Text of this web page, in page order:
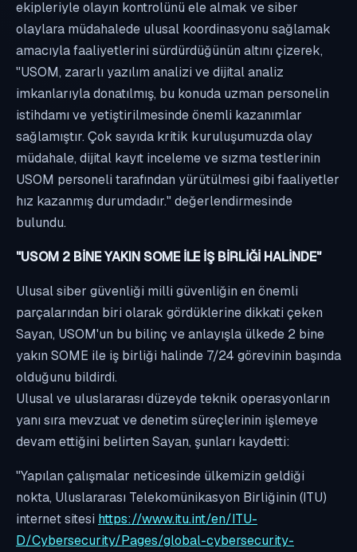
ekipleriyle olayın kontrolünü ele almak ve siber
olaylara müdahalede ulusal koordinasyonu sağlamak
amacıyla faaliyetlerini sürdürdüğünün altını çizerek,
"USOM, zararlı yazılım analizi ve dijital analiz
imkanlarıyla donatılmış, bu konuda uzman personelin
istihdamı ve yetiştirilmesinde önemli kazanımlar
sağlamıştır. Çok sayıda kritik kuruluşumuzda olay
müdahale, dijital kayıt inceleme ve sızma testlerinin
USOM personeli tarafından yürütülmesi gibi faaliyetler
hız kazanmış durumdadır." değerlendirmesinde
bulundu.
"USOM 2 BİNE YAKIN SOME İLE İŞ BİRLİĞİ HALİNDE"
Ulusal siber güvenliği milli güvenliğin en önemli
parçalarından biri olarak gördüklerine dikkati çeken
Sayan, USOM'un bu bilinç ve anlayışla ülkede 2 bine
yakın SOME ile iş birliği halinde 7/24 görevinin başında
olduğunu bildirdi.
Ulusal ve uluslararası düzeyde teknik operasyonların
yanı sıra mevzuat ve denetim süreçlerinin işlemeye
devam ettiğini belirten Sayan, şunları kaydetti:
"Yapılan çalışmalar neticesinde ülkemizin geldiği
nokta, Uluslararası Telekomünikasyon Birliğinin (ITU)
internet sitesi https://www.itu.int/en/ITU-
D/Cybersecurity/Pages/global-cybersecurity-